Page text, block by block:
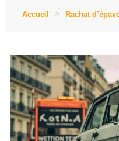
Accueil Rachat